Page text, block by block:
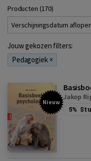
Producten (170)
Verschijningsdatum
Jouw gekozen filters:
Pedagogiek ×
Nieuw
Jakop
5%